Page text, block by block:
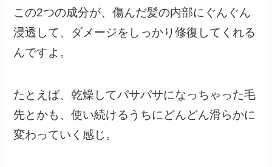
この2つの成分が、傷んだ髪の内部にぐんぐん
浸透して、ダメージをしっかり修復してくれる
んですよ。
たとえば、乾燥してパサパサになっちゃった毛
先とかも、使い続けるうちにどんどん滑らかに
変わっていく感じ。